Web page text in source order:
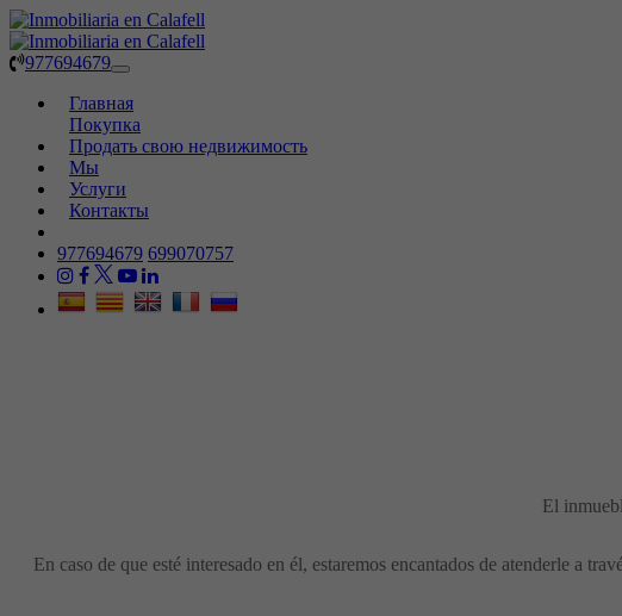
977694679
Toggle
Главная
Покупка
Продать свою недвижимость
Мы
Услуги
Контакты
977694679 699070757
El
En caso de que esté interesado en él, estaremos encantados de atenderle a